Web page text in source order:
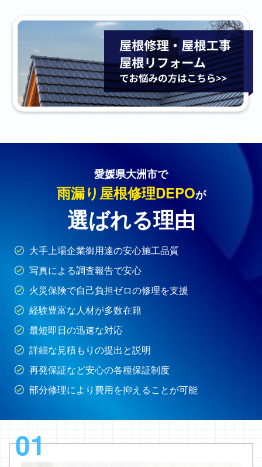
愛媛県大洲市で
雨漏り屋根修理DEPOが
選ばれる理由
大手上場企業御用達の安心施工品質
写真による調査報告で安心
火災保険で自己負担ゼロの修理を支援
経験豊富な人材が多数在籍
最短即日の迅速な対応
詳細な見積もりの提出と説明
再発保証など安心の各種保証制度
部分修理により費用を抑えることが可能
01